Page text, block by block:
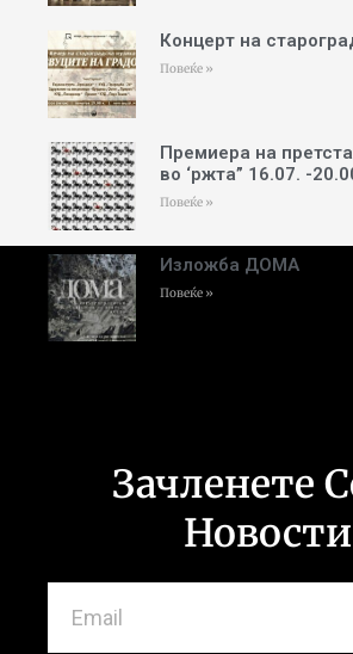
Концерт на
Повеќе »
Премиера на
во ‘ржта” 16.07. -
Повеќе »
Изложба ДОМА
Повеќе »
Зачленете
Новости